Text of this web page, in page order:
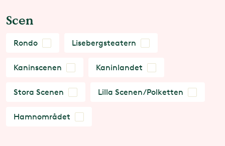
Scen
Rondo Lisebergsteatern
Kaninscenen Kaninlandet
Stora Scenen Lilla Scenen/Polketten
Hamnområdet